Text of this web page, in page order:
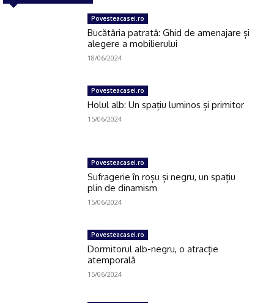
Povesteacasei.ro
Bucătăria patrată: Ghid de amenajare și
alegere a mobilierului
18/06/2024
Povesteacasei.ro
Holul alb: Un spațiu luminos și primitor
15/06/2024
Povesteacasei.ro
Sufragerie în roșu și negru, un spațiu
plin de dinamism
15/06/2024
Povesteacasei.ro
Dormitorul alb-negru, o atracție
atemporală
15/06/2024